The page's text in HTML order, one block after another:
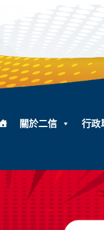
關於二信 行政